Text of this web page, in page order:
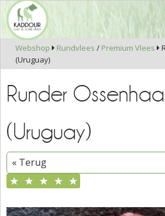
Webshop  Rundvlees / Premium Vlees 
(Uruguay)
Runder
(Uruguay)
« Terug
★ ★ ★ ★ ★